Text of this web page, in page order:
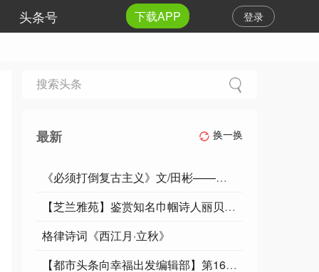
登录
头条号 下载APP
最新 换一换
《必须打倒复古主义》文/田彬——名家作品
【芝兰雅苑】鉴赏知名巾帼诗人丽贝卡老师《立秋》
格律诗词《西江月·立秋》
【都市头条向幸福出发编辑部】第16536期 三里家园的朝阳 文 如月 主播 增清